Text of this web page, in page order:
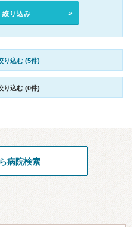
絞り込み
り込む (5件)
り込む (0件)
病院検索